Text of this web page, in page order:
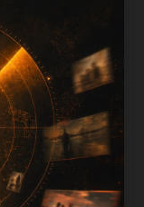
目内容按每日
关问题、站内推
回搜索页。第33
于补齐栏目深
提供可点击入
、描述为空或正
修正。